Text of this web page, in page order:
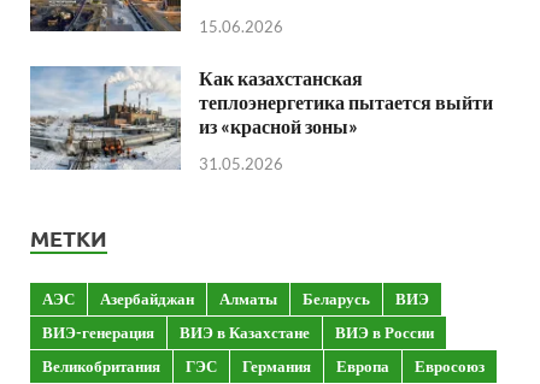
15.06.2026
Как казахстанская
теплоэнергетика пытается выйти
из «красной зоны»
31.05.2026
МЕТКИ
АЭС Азербайджан Алматы Беларусь
ВИЭ
ВИЭ-генерация
ВИЭ в Казахстане
ВИЭ в России
Великобритания
ГЭС Германия Европа
Евросоюз